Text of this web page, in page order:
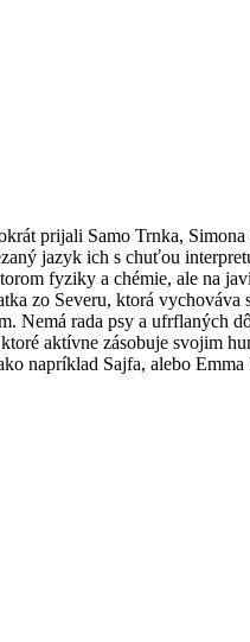
prijali Samo Trnka,
jazyk ich s chuťou
fyziky a chémie, ale na
zo Severu, ktorá
Nemá rada psy a ufrflaných
aktívne zásobuje svojim
napríklad Sajfa, alebo